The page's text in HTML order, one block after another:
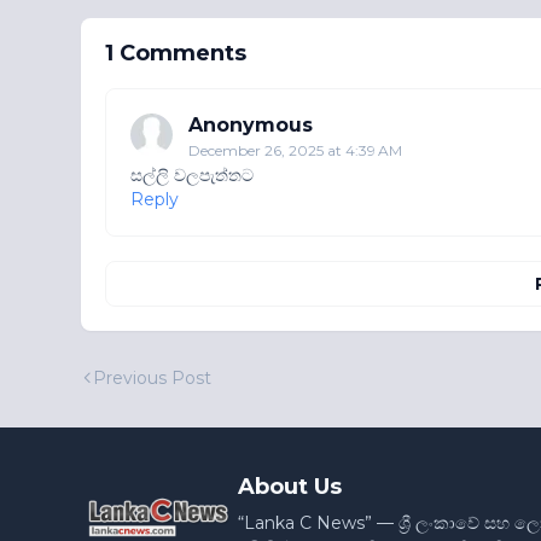
1 Comments
Anonymous
December 26, 2025 at 4:39 AM
සල්ලි වලපැත්තට
Reply
Previous Post
About Us
“Lanka C News” — ශ්‍රී ලංකාවේ